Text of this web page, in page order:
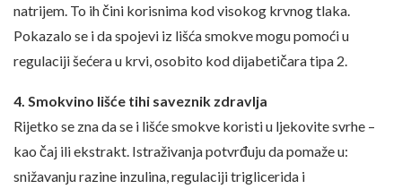
natrijem. To ih čini korisnima kod visokog krvnog tlaka.
Pokazalo se i da spojevi iz lišća smokve mogu pomoći u
regulaciji šećera u krvi, osobito kod dijabetičara tipa 2.
4. Smokvino lišće tihi saveznik zdravlja
Rijetko se zna da se i lišće smokve koristi u ljekovite svrhe –
kao čaj ili ekstrakt. Istraživanja potvrđuju da pomaže u:
snižavanju razine inzulina, regulaciji triglicerida i